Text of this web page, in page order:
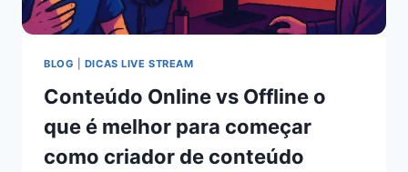
BLOG DICAS LIVE STREAM
Conteúdo Online vs Offline o
que é melhor para começar
como criador de conteúdo